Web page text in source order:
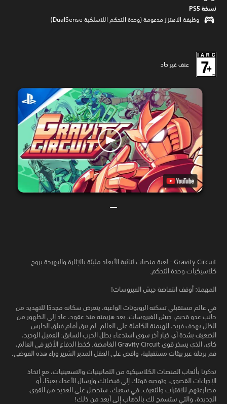
نسخة PS5‏
وظيفة الاهتزاز مدعومة (وحدة التحكم اللاسلكية DualSense‏)
عنف غير حاد
Gravity Circuit - لعبة منصات ثنائية الأبعاد مليئة بالإثارة والبهرجة بروح
كلاسيكيات وحدة التحكم.
المهمة: أوقف انتفاضة جيش الفيروسات!
في عالم مستقبلي تسكنه الروبوتات الواعية، يتعرض سكانه مجددًا للتهديد من
جانب عدو قديم، جيش الفيروسات. بعد هزيمته منذ عقود، عاد إلى الظهور من
الظل بهدف فريد، الهيمنة الكاملة على العالم. لم يبق أمام فيلق الحارس
الضعيف بشدة أي خيار آخر سوى استدعاء بطل الحرب السابق: العميل الوحيد،
كاي، الذي يسخر قوى Gravity Circuit الغامضة. كخط الدفاع الأخير في العالم،
قم برحلة عبر بيئات مستقبلية، واقضِ على العقل المدبر الشرير وراء هذه الفوضى.
تذكرنا بألعاب المنصات الكلاسيكية من الثمانينيات والتسعينيات، مع اتخاذ
الإجراءات القصوى، وتوجيه قوتك إلى قبضاتك وإرسال الأعداء بعيدًا، أو
مصارعتهم للاقتراب والتعرف. في سعيك، ستحصل على العديد من القوى
الجديدة، والتي ستسمح لك بالذهاب إلى أبعد من ذلك!